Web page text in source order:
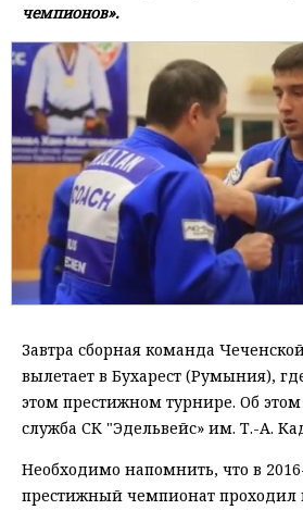
чемпионов».
Завтра сборная команда
вылетает в Бухарест (Румыния),
этом престижном турнире. Об этом
служба СК "Эдельвейс» им. Т.-А.
Необходимо напомнить, что в
престижный чемпионат проходил